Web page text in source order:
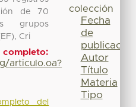
de 70
grupos
Cri
articulo.oa?
del
colección
Fecha
de
publicación
Autor
Título
Materia
Tipo